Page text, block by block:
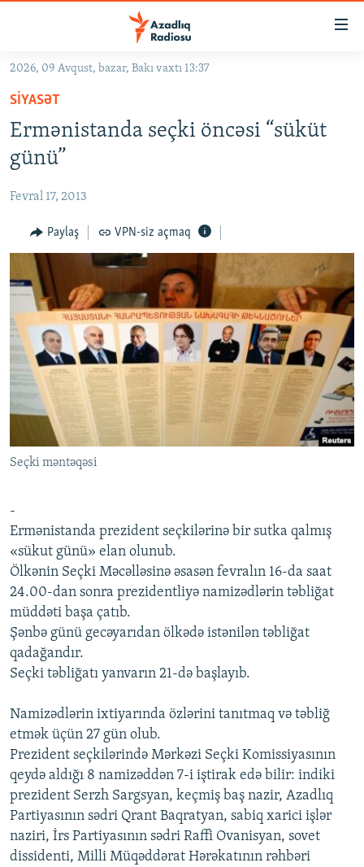
Əsas
qayıt
Əsas
naviqasiyaya
qayıt
Axtarışa
GÜNDƏM
KORRUPSIOMETR
#ƏSLINDƏ
FƏRQƏ BAX
QANUNI DOĞRU
ARAŞDIRMA
MULTIMEDIA
VIDEO
FOTOQALEREYA
İNFOQRAFIKA
KARIKATURA
RADIO ARXIV
OXU ZALI
AZƏRBAYCAN ƏDƏBIYYATI KITABXANASI
İSLAM VƏ DEMOKRATIYA
İZ - MƏDƏNIYYƏT PROQRAMI
HAQQIMIZDA
MISSIYAMIZ
PEŞƏ ETIKASI VƏ JURNALISTIKA STANDARTLARIMIZ
MATERIALLARIMIZDAN ISTIFADƏ
AZADLIQRADIOSU MOBIL TELEFONUNUZDA
XƏBƏR BÜLLETENLƏRIMIZ
BIZI IZLƏ
RFE/RL-in bütün saytları
2026, 09 Avqust, bazar, Bakı vaxtı 13:37
SIYASƏT
Ermənistanda seçki öncəsi “süküt
günü”
Fevral 17, 2013
Paylaş VPN-siz açmaq
Seçki məntəqəsi
-
Ermənistanda prezident seçkilərinə bir sutka qalmış
«sükut günü» elan olunub.
Ölkənin Seçki Məcəlləsinə əsasən fevralın 16-da saat
24.00-dan sonra prezidentliyə namizədlərin təbliğat
müddəti başa çatıb.
Şənbə günü gecəyarıdan ölkədə istənilən təbliğat
qadağandır.
Seçki təbliğatı yanvarın 21-də başlayıb.
Namizədlərin ixtiyarında özlərini tanıtmaq və təbliğ
etmək üçün 27 gün olub.
Prezident seçkilərində Mərkəzi Seçki Komissiyasının
qeydə aldığı 8 namizəddən 7-i iştirak edə bilir: indiki
prezident Serzh Sargsyan, keçmiş baş nazir, Azadlıq
Partiyasının sədri Qrant Baqratyan, sabiq xarici işlər
naziri, İrs Partiyasının sədri Raffi Ovanisyan, sovet
dissidenti, Milli Müqəddərat Hərəkatının rəhbəri